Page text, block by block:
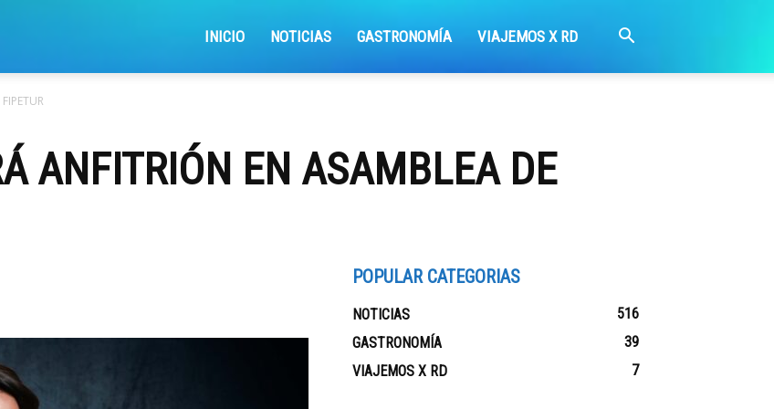
INICIO NOTICIAS GASTRONOMÍA VIAJEMOS X RD
ANFITRIÓN EN ASAMBLEA DE
POPULAR CATEGORIAS
NOTICIAS
516
GASTRONOMÍA
39
VIAJEMOS X RD
7